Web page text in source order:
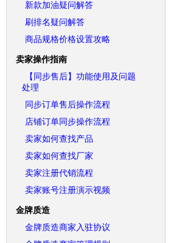
新款加油疑问解答
刷排名疑问解答
商品规格价格设置攻略
卖家操作指南
【同步售后】功能使用及问题
处理
同步订单售后操作流程
店铺订单同步操作流程
卖家如何查找产品
卖家如何查找厂家
卖家注册代销流程
卖家账号注册演示视频
金牌质造
金牌质造商家入驻协议